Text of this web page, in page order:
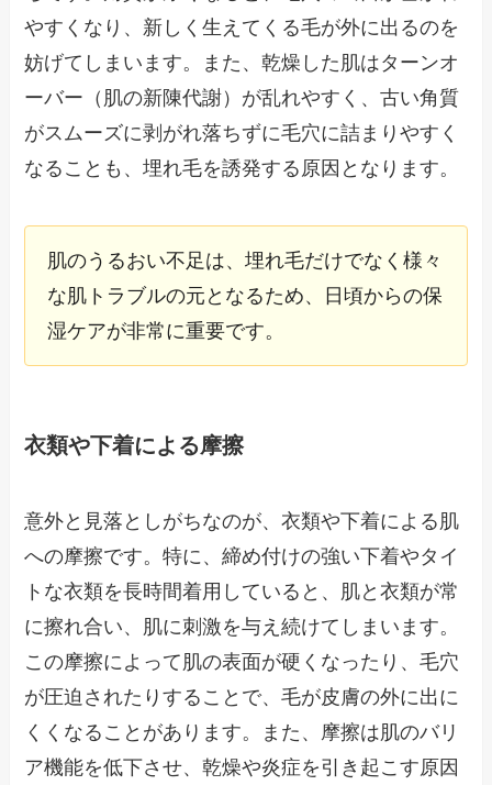
やすくなり、新しく生えてくる毛が外に出るのを
妨げてしまいます。また、乾燥した肌はターンオ
ーバー（肌の新陳代謝）が乱れやすく、古い角質
がスムーズに剥がれ落ちずに毛穴に詰まりやすく
なることも、埋れ毛を誘発する原因となります。
肌のうるおい不足は、埋れ毛だけでなく様々
な肌トラブルの元となるため、日頃からの保
湿ケアが非常に重要です。
衣類や下着による摩擦
意外と見落としがちなのが、衣類や下着による肌
への摩擦です。特に、締め付けの強い下着やタイ
トな衣類を長時間着用していると、肌と衣類が常
に擦れ合い、肌に刺激を与え続けてしまいます。
この摩擦によって肌の表面が硬くなったり、毛穴
が圧迫されたりすることで、毛が皮膚の外に出に
くくなることがあります。また、摩擦は肌のバリ
ア機能を低下させ、乾燥や炎症を引き起こす原因